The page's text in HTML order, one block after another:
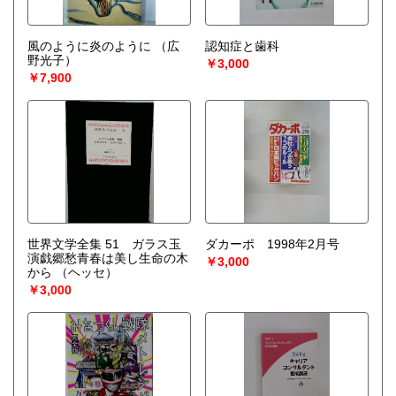
風のように炎のように
（広
野光子）
￥7,900
認知症と歯科
￥3,000
世界文学全集 51 ガラス玉
演戯郷愁青春は美し生命の木
から
（ヘッセ）
￥3,000
ダカーポ 1998年2月号
￥3,000